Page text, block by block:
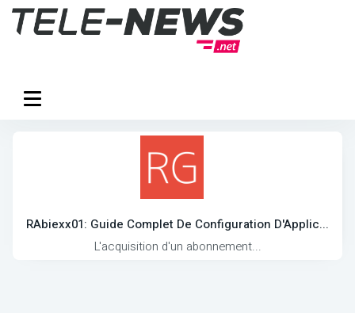
RAbiexx01: Guide Complet De Configuration D'Applic...
L'acquisition d'un abonnement...